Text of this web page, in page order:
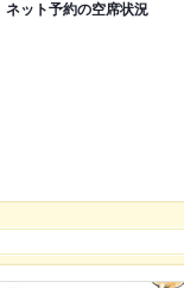
ネット予約の空席状況